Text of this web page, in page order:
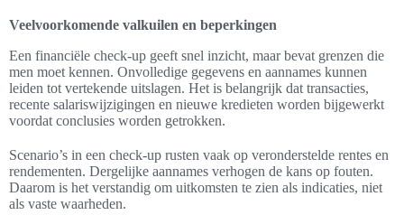
Veelvoorkomende valkuilen en beperkingen
Een financiële check-up geeft snel inzicht, maar bevat grenzen die
men moet kennen. Onvolledige gegevens en aannames kunnen
leiden tot vertekende uitslagen. Het is belangrijk dat transacties,
recente salariswijzigingen en nieuwe kredieten worden bijgewerkt
voordat conclusies worden getrokken.
Scenario’s in een check-up rusten vaak op veronderstelde rentes en
rendementen. Dergelijke aannames verhogen de kans op fouten.
Daarom is het verstandig om uitkomsten te zien als indicaties, niet
als vaste waarheden.